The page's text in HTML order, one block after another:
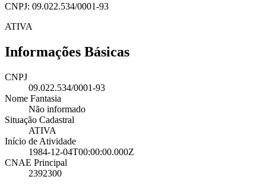
CNPJ: 09.022.534/0001-93
ATIVA
Informações Básicas
CNPJ
09.022.534/0001-93
Nome Fantasia
Não informado
Situação Cadastral
ATIVA
Início de Atividade
1984-12-04T00:00:00.000Z
CNAE Principal
2392300